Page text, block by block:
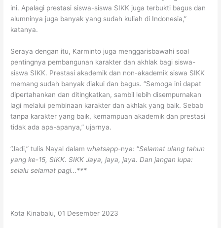
ini. Apalagi prestasi siswa-siswa SIKK juga terbukti bagus dan
alumninya juga banyak yang sudah kuliah di Indonesia,”
katanya.
Seraya dengan itu, Karminto juga menggarisbawahi soal
pentingnya pembangunan karakter dan akhlak bagi siswa-
siswa SIKK. Prestasi akademik dan non-akademik siswa SIKK
memang sudah banyak diakui dan bagus. “Semoga ini dapat
dipertahankan dan ditingkatkan, sambil lebih disempurnakan
lagi melalui pembinaan karakter dan akhlak yang baik. Sebab
tanpa karakter yang baik, kemampuan akademik dan prestasi
tidak ada apa-apanya,” ujarnya.
“Jadi,” tulis Nayal dalam whatsapp-nya: “Selamat ulang tahun
yang ke-15, SIKK. SIKK Jaya, jaya, jaya. Dan jangan lupa:
selalu selamat pagi…***
Kota Kinabalu, 01 Desember 2023